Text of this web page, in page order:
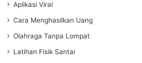
Aplikasi Viral
Cara Menghasilkan Uang
Olahraga Tanpa Lompat
Latihan Fisik Santai